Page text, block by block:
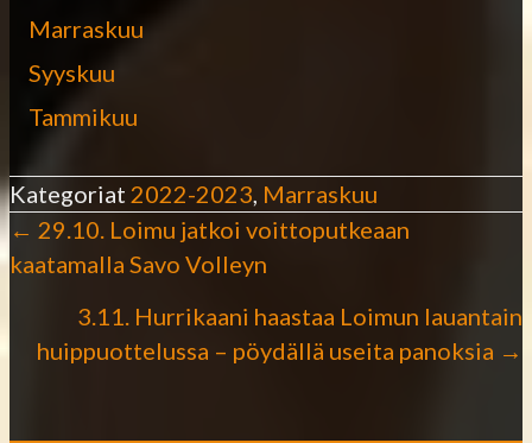
Marraskuu
Syyskuu
Tammikuu
Kategoriat 2022-2023 Marraskuu
P
← 29.10. Loimu jatkoi voittoputkeaan
kaatamalla Savo Volleyn
3.11. Hurrikaani haastaa Loimun lauantain
huippuottelussa – pöydällä useita panoksia →